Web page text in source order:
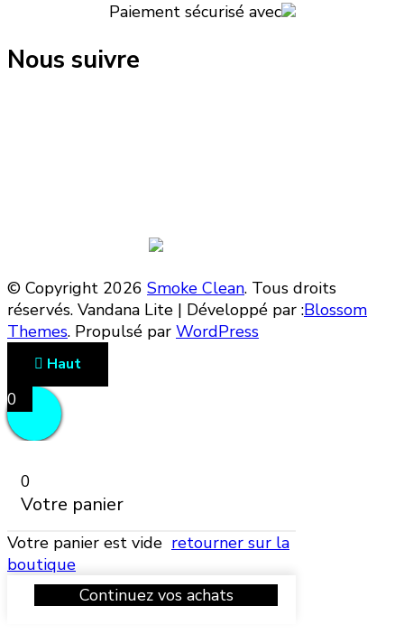
Paiement sécurisé avec
Nous suivre
© Copyright 2026 Smoke Clean. Tous droits
réservés. Vandana Lite | Développé par :Blossom
Themes. Propulsé par WordPress
Haut
0
0
Votre panier
Votre panier est vide retourner sur la
boutique
Continuez vos achats